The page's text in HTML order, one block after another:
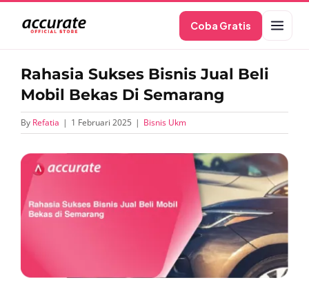
content
Coba Gratis
Rahasia Sukses Bisnis Jual Beli
Mobil Bekas Di Semarang
By Refatia | 1 Februari 2025 | Bisnis Ukm
View
Larger
Image